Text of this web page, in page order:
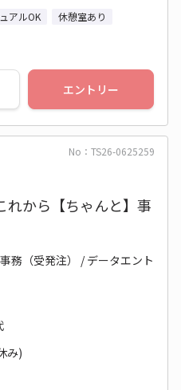
アルOK
休憩室あり
エントリー
No：TS26-0625259
れから【ちゃんと】事
務（受発注） / データエント
み)